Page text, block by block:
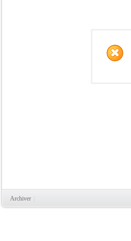
Archiver